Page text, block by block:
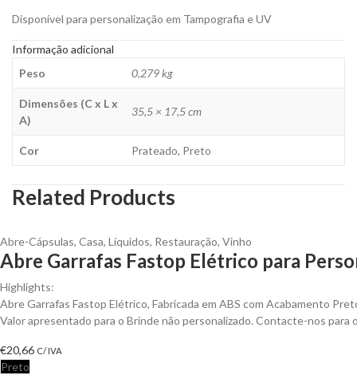
Disponível para personalização em Tampografia e UV
Informação adicional
Peso
0,279 kg
Dimensões (C x L x
A)
35,5 × 17,5 cm
Cor Prateado, Preto
Related Products
Abre-Cápsulas, Casa, Líquidos, Restauração, Vinho
Abre Garrafas Fastop Elétrico para
Highlights:
Abre Garrafas Fastop Elétrico, Fabricada em ABS com Acabamento
Valor apresentado para o Brinde não personalizado. Contacte-nos
€20,66 C/ IVA
Preto